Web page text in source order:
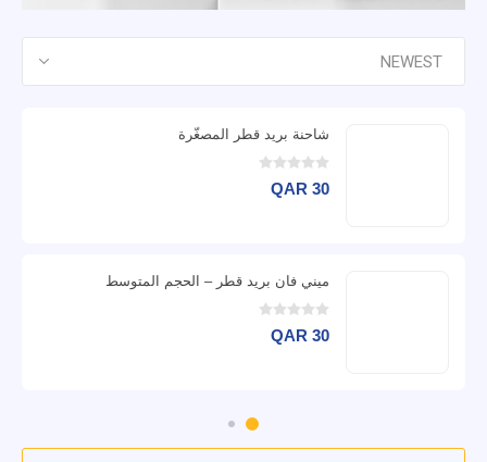
شاحنة بريد قطر المصغّرة
QAR 30
ميني فان بريد قطر – الحجم المتوسط
QAR 30